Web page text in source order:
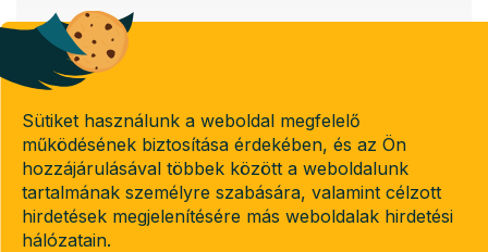
Sütiket használunk a weboldal megfelelő
működésének biztosítása érdekében, és az Ön
hozzájárulásával többek között a weboldalunk
tartalmának személyre szabására, valamint célzott
hirdetések megjelenítésére más weboldalak hirdetési
hálózatain.
Copyright 2026
Emeletes-agyak.hu
. Minden jog fenntartva.
Süti beállítások szerkesztése